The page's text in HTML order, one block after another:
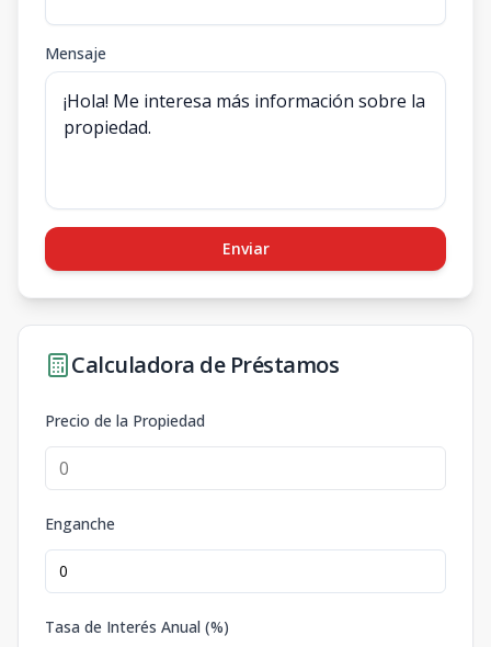
Mensaje
Enviar
Calculadora de Préstamos
Precio de la Propiedad
Enganche
Tasa de Interés Anual (%)